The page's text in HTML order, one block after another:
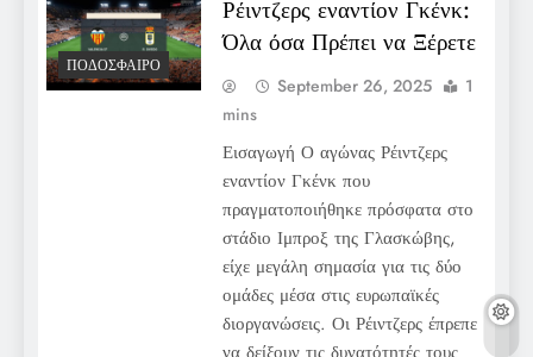
ΠΟΔΌΣΦΑΙΡΟ
Ρέιντζερς εναντίον Γκένκ:
Όλα όσα Πρέπει να Ξέρετε
September 26, 2025
1
mins
Εισαγωγή Ο αγώνας Ρέιντζερς
εναντίον Γκένκ που
πραγματοποιήθηκε πρόσφατα στο
στάδιο Ιμπροξ της Γλασκώβης,
είχε μεγάλη σημασία για τις δύο
ομάδες μέσα στις ευρωπαϊκές
διοργανώσεις. Οι Ρέιντζερς έπρεπε